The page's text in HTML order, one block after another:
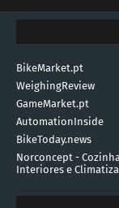
BikeMarket.pt
WeighingReview
GameMarket.pt
AutomationInside
BikeToday.news
Norconcept -
Interiores e